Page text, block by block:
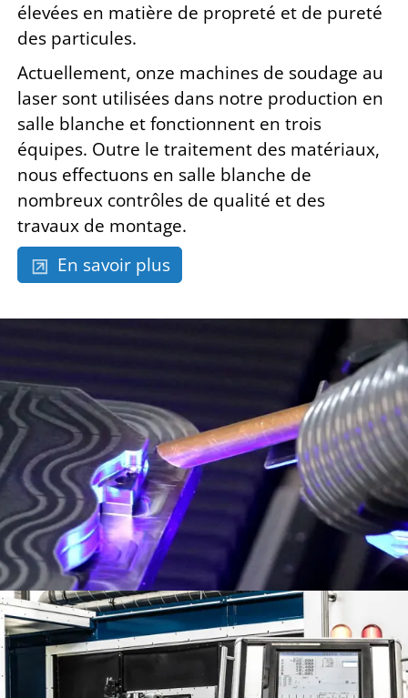
élevées en matière de propreté et de pureté
des particules.
Actuellement, onze machines de soudage au
laser sont utilisées dans notre production en
salle blanche et fonctionnent en trois
équipes. Outre le traitement des matériaux,
nous effectuons en salle blanche de
nombreux contrôles de qualité et des
travaux de montage.
En savoir plus